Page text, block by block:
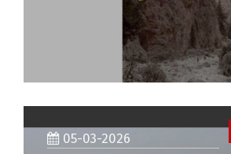
05-03-2026